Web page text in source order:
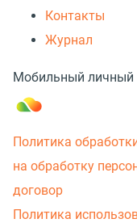
Контакты
Журнал
Мобильный личный
Политика
на обработку
договор
Политика